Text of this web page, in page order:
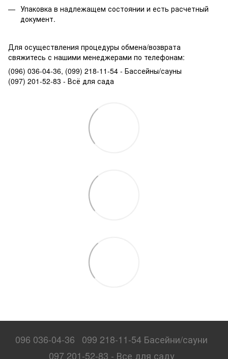
Упаковка в надлежащем состоянии и есть расчетный
документ.
Для осуществления процедуры обмена/возврата
свяжитесь с нашими менеджерами по телефонам:
(096) 036-04-36, (099) 218-11-54 - Бассейны/сауны
(097) 201-52-83 - Всё для сада
096 036-04-36
099 218-11-54 Басейни/сауни
097 201-52-83 - Все для саду